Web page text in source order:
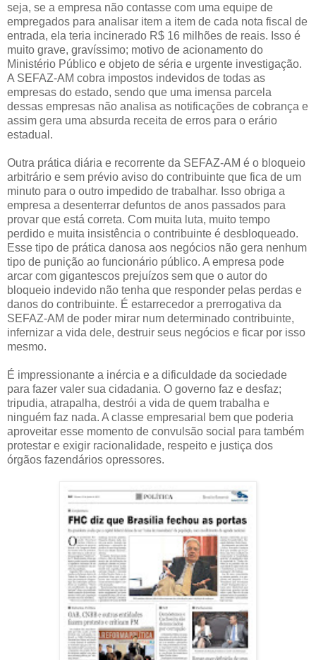
seja, se a empresa não contasse com uma equipe de
empregados para analisar item a item de cada nota fiscal de
entrada, ela teria incinerado R$ 16 milhões de reais. Isso é
muito grave, gravíssimo; motivo de acionamento do
Ministério Público e objeto de séria e urgente investigação.
A SEFAZ-AM cobra impostos indevidos de todas as
empresas do estado, sendo que uma imensa parcela
dessas empresas não analisa as notificações de cobrança e
assim gera uma absurda receita de erros para o erário
estadual.
Outra prática diária e recorrente da SEFAZ-AM é o bloqueio
arbitrário e sem prévio aviso do contribuinte que fica de um
minuto para o outro impedido de trabalhar. Isso obriga a
empresa a desenterrar defuntos de anos passados para
provar que está correta. Com muita luta, muito tempo
perdido e muita insistência o contribuinte é desbloqueado.
Esse tipo de prática danosa aos negócios não gera nenhum
tipo de punição ao funcionário público. A empresa pode
arcar com gigantescos prejuízos sem que o autor do
bloqueio indevido não tenha que responder pelas perdas e
danos do contribuinte. É estarrecedor a prerrogativa da
SEFAZ-AM de poder mirar num determinado contribuinte,
infernizar a vida dele, destruir seus negócios e ficar por isso
mesmo.
É impressionante a inércia e a dificuldade da sociedade
para fazer valer sua cidadania. O governo faz e desfaz;
tripudia, atrapalha, destrói a vida de quem trabalha e
ninguém faz nada. A classe empresarial bem que poderia
aproveitar esse momento de convulsão social para também
protestar e exigir racionalidade, respeito e justiça dos
órgãos fazendários opressores.